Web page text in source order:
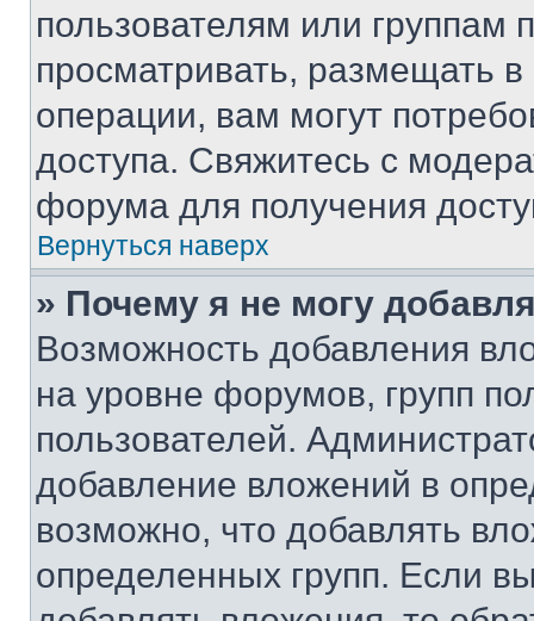
пользователям или группам
просматривать, размещать
операции, вам могут
доступа. Свяжитесь с
форума для получения
Вернуться наверх
» Почему я не могу
Возможность добавления
на уровне форумов, групп
пользователей.
добавление вложений в
возможно, что добавлять
определенных групп. Если